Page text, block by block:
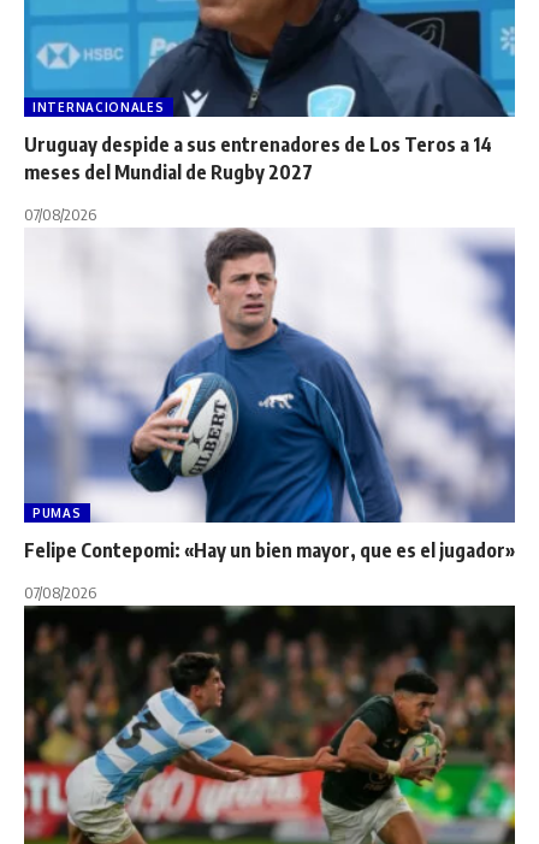
INTERNACIONALES
Uruguay despide a sus entrenadores de Los Teros a 14
meses del Mundial de Rugby 2027
07/08/2026
PUMAS
Felipe Contepomi: «Hay un bien mayor, que es el jugador»
07/08/2026